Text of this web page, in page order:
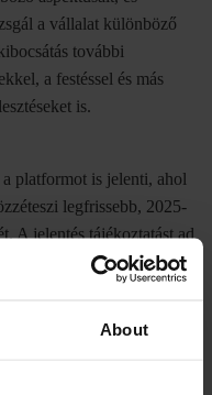
About
a vállalat különböző
további
a festéssel és más
is.
platformot is jelenti, ahol
legfrissebb, 2025-
A jelentés tájékoztatást ad
célkitűzései felé tett
is,